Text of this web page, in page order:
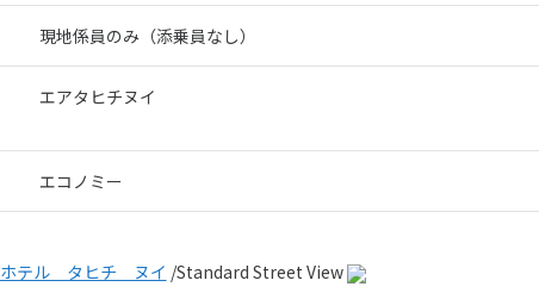
現地係員のみ（添乗員なし）
エアタヒチヌイ
エコノミー
ホテル タヒチ ヌイ /Standard Street View